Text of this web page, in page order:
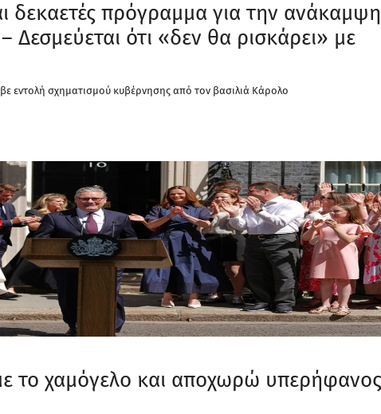
δεκαετές πρόγραμμα για την ανάκαμψη
ότι «δεν θα ρισκάρει» με
εντολή σχηματισμού κυβέρνησης από τον βασιλιά Κάρολο
το χαμόγελο και αποχωρώ υπερήφανος